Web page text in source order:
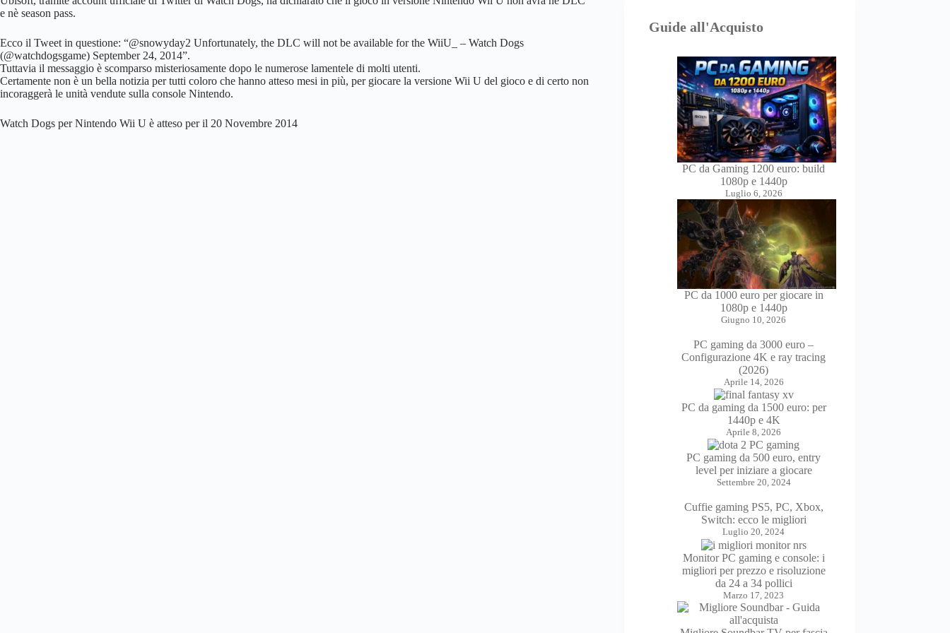
e nè season pass.
Ecco il Tweet in questione: “@snowyday2 Unfortunately, the DLC will not be available for the WiiU_ – Watch Dogs
(@watchdogsgame) September 24, 2014”.
Tuttavia il messaggio è scomparso misteriosamente dopo le numerose lamentele di molti utenti.
Certamente non è un bella notizia per tutti coloro che hanno atteso mesi in più, per giocare la versione Wii U del gioco e di certo non
incoraggerà le unità vendute sulla console Nintendo.
Watch Dogs per Nintendo Wii U è atteso per il 20 Novembre 2014
Guide all'Acquisto
PC da Gaming 1200 euro: build
1080p e 1440p
Luglio 6, 2026
PC da 1000 euro per giocare in
1080p e 1440p
Giugno 10, 2026
PC gaming da 3000 euro –
Configurazione 4K e ray tracing
(2026)
Aprile 14, 2026
PC da gaming da 1500 euro: per
1440p e 4K
Aprile 8, 2026
PC gaming da 500 euro, entry
level per iniziare a giocare
Settembre 20, 2024
Cuffie gaming PS5, PC, Xbox,
Switch: ecco le migliori
Luglio 20, 2024
Monitor PC gaming e console: i
migliori per prezzo e risoluzione
da 24 a 34 pollici
Marzo 17, 2023